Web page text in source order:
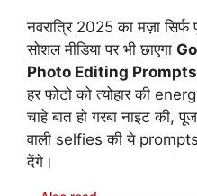
नवरात्रि 2025 का मज़ा सिर्फ
सोशल मीडिया पर भी छाएगा
Photo Editing
हर फोटो को त्योहार की
चाहे बात हो गरबा नाइट की,
वाली selfies की ये
देंगे।